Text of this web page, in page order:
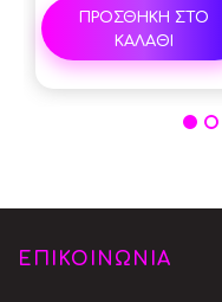
ΠΡΟΣΘΗΚΗ ΣΤΟ
ΚΑΛΑΘΙ
ΕΠΙΚΟΙΝΩΝΙΑ